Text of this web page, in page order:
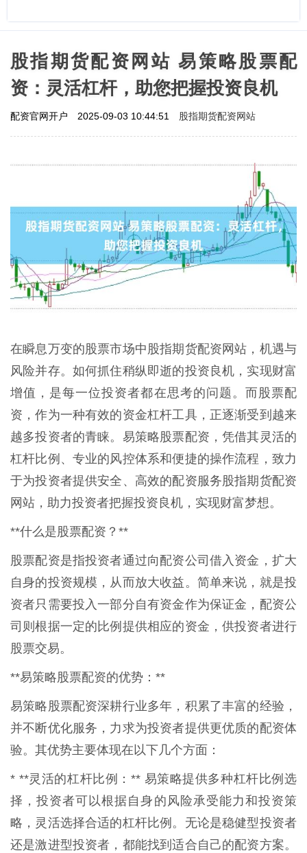
股指期货配资网站 易策略股票配
资：灵活杠杆，助您把握投资良机
配资官网开户 2025-09-03 10:44:51 股指期货配资网站
在瞬息万变的股票市场中股指期货配资网站，机遇与
风险并存。如何抓住稍纵即逝的投资良机，实现财富
增值，是每一位投资者都在思考的问题。而股票配
资，作为一种有效的资金杠杆工具，正逐渐受到越来
越多投资者的青睐。易策略股票配资，凭借其灵活的
杠杆比例、专业的风控体系和便捷的操作流程，致力
于为投资者提供安全、高效的配资服务股指期货配资
网站，助力投资者把握投资良机，实现财富梦想。
**什么是股票配资？**
股票配资是指投资者通过向配资公司借入资金，扩大
自身的投资规模，从而放大收益。简单来说，就是投
资者只需要投入一部分自有资金作为保证金，配资公
司则根据一定的比例提供相应的资金，供投资者进行
股票交易。
**易策略股票配资的优势：**
易策略股票配资深耕行业多年，积累了丰富的经验，
并不断优化服务，力求为投资者提供更优质的配资体
验。其优势主要体现在以下几个方面：
* **灵活的杠杆比例：** 易策略提供多种杠杆比例选
择，投资者可以根据自身的风险承受能力和投资策
略，灵活选择合适的杠杆比例。无论是稳健型投资者
还是激进型投资者，都能找到适合自己的配资方案。